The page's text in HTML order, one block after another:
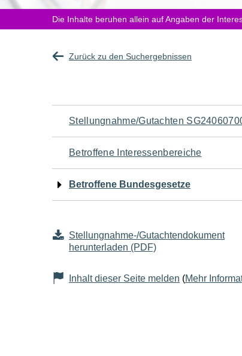
hier:Die Inhalte beruhen allein auf Angaben der
Zurück zu den Suchergebnissen
Navigation
für
den
Seiteninhalt
Stellungnahme/Gutachten
Betroffene Interessenbereiche
Betroffene Bundesgesetze
Stellungnahme-/Gutachtendokument
herunterladen (PDF)
Inhalt dieser Seite melden (Mehr